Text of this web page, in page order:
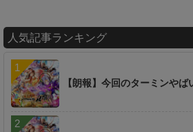
人気記事ランキング
【朗報】今回のターミンやば